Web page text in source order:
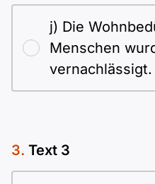
j) Die
Menschen
vernachlässigt.
Text 3